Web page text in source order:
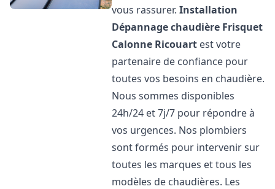
vous rassurer.Installation
Dépannage chaudière Frisquet
Calonne Ricouart est votre
partenaire de confiance pour
toutes vos besoins en chaudière.
Nous sommes disponibles
24h/24 et 7j/7 pour répondre à
vos urgences. Nos plombiers
sont formés pour intervenir sur
toutes les marques et tous les
modèles de chaudières. Les